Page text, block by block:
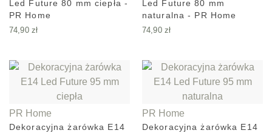
Led Future 80 mm ciepła -
PR Home
74,90 zł
Led Future 80 mm
naturalna - PR Home
74,90 zł
PR Home
Dekoracyjna żarówka E14
PR Home
Dekoracyjna żarówka E14